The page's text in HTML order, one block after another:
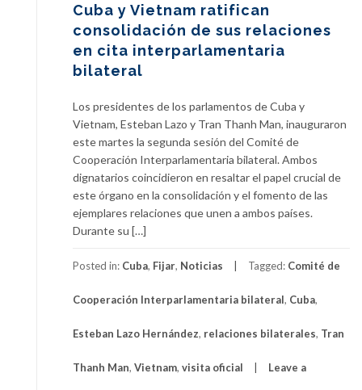
Cuba y Vietnam ratifican
consolidación de sus relaciones
en cita interparlamentaria
bilateral
Los presidentes de los parlamentos de Cuba y
Vietnam, Esteban Lazo y Tran Thanh Man, inauguraron
este martes la segunda sesión del Comité de
Cooperación Interparlamentaria bilateral. Ambos
dignatarios coincidieron en resaltar el papel crucial de
este órgano en la consolidación y el fomento de las
ejemplares relaciones que unen a ambos países.
Durante su […]
Posted in: Cuba, Fijar, Noticias Tagged: Comité de
Cooperación Interparlamentaria bilateral, Cuba,
Esteban Lazo Hernández, relaciones bilaterales, Tran
Thanh Man, Vietnam, visita oficial Leave a